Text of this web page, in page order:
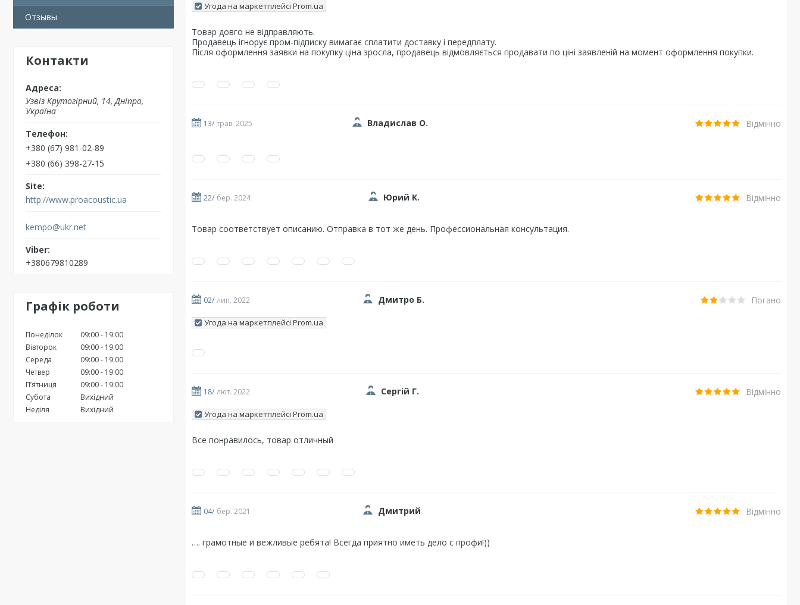
Отзывы
Контакти
Узвіз Крутогірний, 14, Дніпро,
Україна
+380 (67) 981-02-89
+380 (66) 398-27-15
http://www.proacoustic.ua
kempo@ukr.net
+380679810289
Графік роботи
Понеділок 09:00
19:00
Вівторок
09:00
19:00
Середа
09:00
19:00
Четвер
09:00
19:00
Пʼятниця
09:00
19:00
Субота
Вихідний
Неділя
Вихідний
Угода на маркетплейсі Prom.ua
Товар довго не відправляють.
Продавець ігнорує пром-підписку вимагає сплатити доставку і передплату.
Після оформлення заявки на покупку ціна зросла, продавець відмовляється продавати по ціні заявленій на момент оформлення покупки.
13/ трав. 2025 Владислав О. Відмінно
22/ бер. 2024 Юрий К. Відмінно
Товар соответствует описанию. Отправка в тот же день. Профессиональная консультация.
02/ лип. 2022 Дмитро Б. Погано
Угода на маркетплейсі Prom.ua
18/ лют. 2022 Сергій Г. Відмінно
Угода на маркетплейсі Prom.ua
Все понравилось, товар отличный
04/ бер. 2021 Дмитрий Відмінно
…. грамотные и вежливые ребята! Всегда приятно иметь дело с профи!))